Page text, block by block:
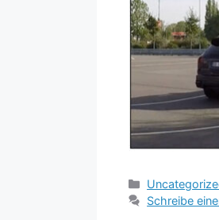
Kategorien
Schreibe